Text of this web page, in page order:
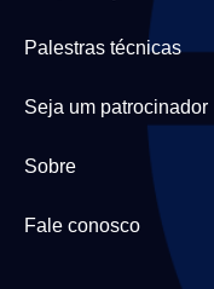
Palestras técnicas
Seja um patrocinador
Sobre
Fale conosco